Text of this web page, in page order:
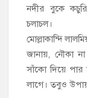
নদীর বুকে
চলাচল।
মোল্লাকান্দি
জানায়, নৌকা
সাঁকো দিয়ে
লাগে। তবুও